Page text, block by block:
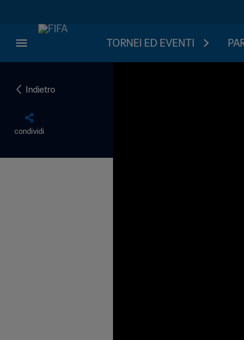
TORNEI ED EVENTI
Indietro
condividi